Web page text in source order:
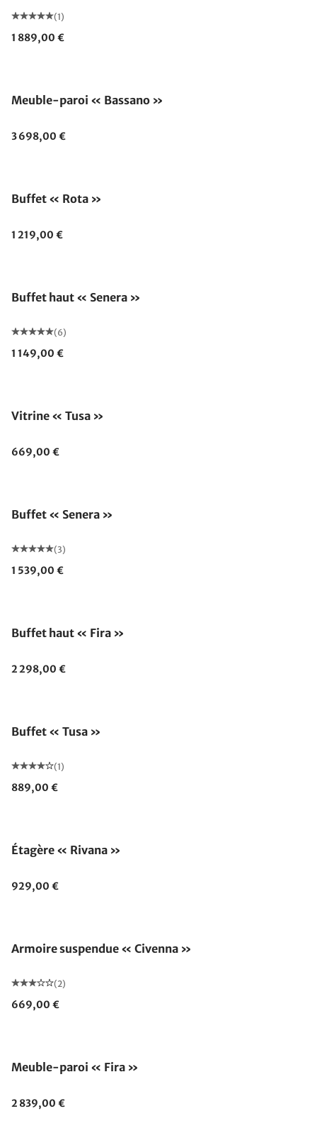
(1)
1 889,00 €
Meuble-paroi « Bassano »
3 698,00 €
Buffet « Rota »
1 219,00 €
Buffet haut « Senera »
(6)
1 149,00 €
Vitrine « Tusa »
669,00 €
Buffet « Senera »
(3)
1 539,00 €
Buffet haut « Fira »
2 298,00 €
Buffet « Tusa »
(1)
889,00 €
Étagère « Rivana »
929,00 €
Armoire suspendue « Civenna »
(2)
669,00 €
Meuble-paroi « Fira »
2 839,00 €